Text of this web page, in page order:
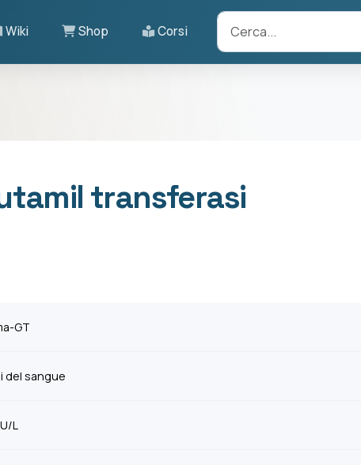
Wiki Shop Corsi
transferasi
GT
del sangue
L